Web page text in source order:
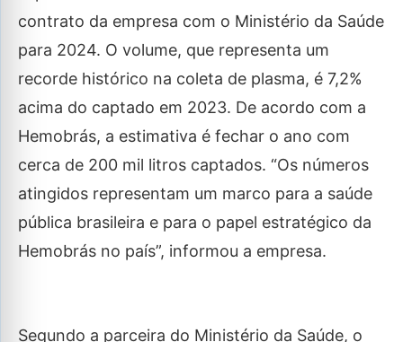
contrato da empresa com o Ministério da Saúde
para 2024. O volume, que representa um
recorde histórico na coleta de plasma, é 7,2%
acima do captado em 2023. De acordo com a
Hemobrás, a estimativa é fechar o ano com
cerca de 200 mil litros captados. “Os números
atingidos representam um marco para a saúde
pública brasileira e para o papel estratégico da
Hemobrás no país”, informou a empresa.
Segundo a parceira do Ministério da Saúde, o